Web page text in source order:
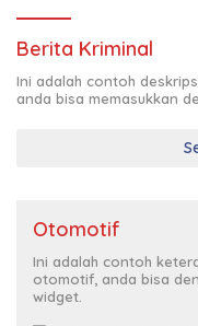
Berita Kriminal
Ini adalah contoh
anda bisa memasukkan
Otomotif
Ini adalah contoh
otomotif, anda bisa
widget.